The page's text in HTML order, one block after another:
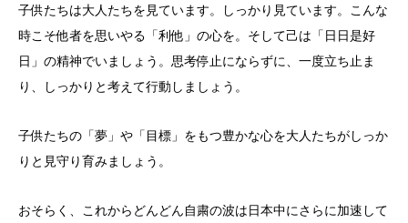
子供たちは大人たちを見ています。しっかり見ています。こんな
時こそ他者を思いやる「利他」の心を。そして己は「日日是好
日」の精神でいましょう。思考停止にならずに、一度立ち止ま
り、しっかりと考えて行動しましょう。
子供たちの「夢」や「目標」をもつ豊かな心を大人たちがしっか
りと見守り育みましょう。
おそらく、これからどんどん自粛の波は日本中にさらに加速して